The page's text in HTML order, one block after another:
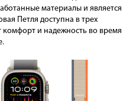
материалы и является
Петля доступна в трех
комфорт и надежность во время